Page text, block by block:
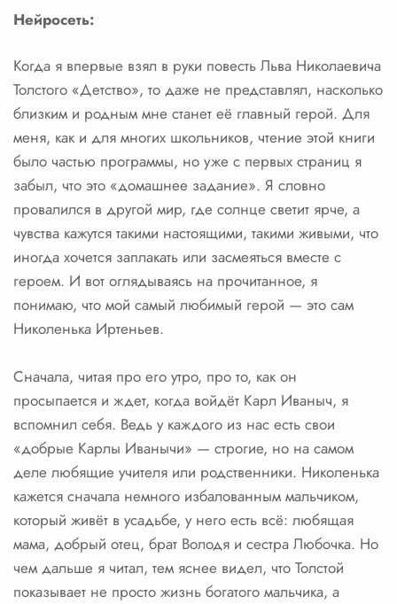
Нейросеть:
Когда я впервые взял в руки повесть Льва Николаевича
Толстого «Детство», то даже не представлял, насколько
близким и родным мне станет её главный герой. Для
меня, как и для многих школьников, чтение этой книги
было частью программы, но уже с первых страниц я
забыл, что это «домашнее задание». Я словно
провалился в другой мир, где солнце светит ярче, а
чувства кажутся такими настоящими, такими живыми, что
иногда хочется заплакать или засмеяться вместе с
героем. И вот оглядываясь на прочитанное, я
понимаю, что мой самый любимый герой — это сам
Николенька Иртеньев.
Сначала, читая про его утро, про то, как он
просыпается и ждет, когда войдёт Карл Иваныч, я
вспомнил себя. Ведь у каждого из нас есть свои
«добрые Карлы Иванычи» — строгие, но на самом
деле любящие учителя или родственники. Николенька
кажется сначала немного избалованным мальчиком,
который живёт в усадьбе, у него есть всё: любящая
мама, добрый отец, брат Володя и сестра Любочка. Но
чем дальше я читал, тем яснее видел, что Толстой
показывает не просто жизнь богатого мальчика, а